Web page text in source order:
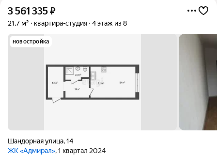
3 561 335₽
21,7 м² квартира-студия 4 этаж из 8
новостройка
Шандорная улица,14
ЖК «Адмирал», 1 квартал 2024